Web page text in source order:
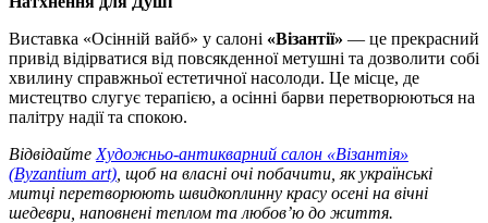
Виставка «Осінній вайб» у салоні «Візантії» — це прекрасний
привід відірватися від повсякденної метушні та дозволити собі
хвилину справжньої естетичної насолоди. Це місце, де
мистецтво слугує терапією, а осінні барви перетворюються на
палітру надії та спокою.
Відвідайте Художньо-антикварний салон «Візантія»
(Byzantium art) , щоб на власні очі побачити, як українські
митці перетворюють швидкоплинну красу осені на вічні
шедеври, наповнені теплом та любов’ю до життя.